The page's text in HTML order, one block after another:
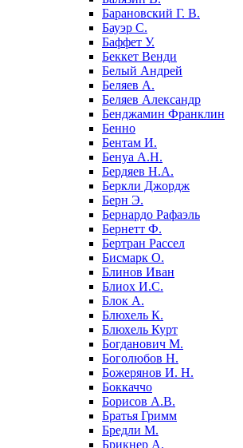
Барановский Г. В.
Бауэр С.
Баффет У.
Беккет Венди
Белый Андрей
Беляев А.
Беляев Александр
Бенджамин Франклин
Бенно
Бентам И.
Бенуа А.Н.
Бердяев Н.А.
Беркли Джордж
Берн Э.
Бернардо Рафаэль
Бернетт Ф.
Бертран Рассел
Бисмарк О.
Блинов Иван
Блиох И.С.
Блок А.
Блюхель К.
Блюхель Курт
Богданович М.
Боголюбов Н.
Божерянов И. Н.
Боккаччо
Борисов А.В.
Братья Гримм
Бредли М.
Брикнер А.